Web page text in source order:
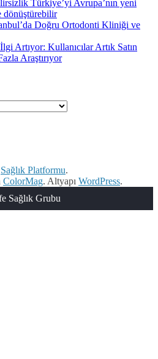
Türkiye’yi Avrupa’nın yeni
dönüştürebilir
Doğru Ortodonti Kliniği ve
Artıyor: Kullanıcılar Artık Satın
Araştırıyor
Sağlık Platformu.
ColorMag. Altyapı WordPress.
Sağlık Grubu